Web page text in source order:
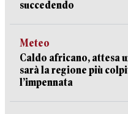
succedendo
Meteo
Caldo africano, attesa
sarà la regione più
l’impennata